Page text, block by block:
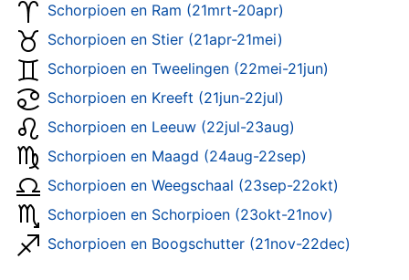
Schorpioen en Ram (21mrt-20apr)
Schorpioen en Stier (21apr-21mei)
Schorpioen en Tweelingen (22mei-21jun)
Schorpioen en Kreeft (21jun-22jul)
Schorpioen en Leeuw (22jul-23aug)
Schorpioen en Maagd (24aug-22sep)
Schorpioen en Weegschaal (23sep-22okt)
Schorpioen en Schorpioen (23okt-21nov)
Schorpioen en Boogschutter (21nov-22dec)